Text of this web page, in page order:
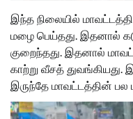
இந்த நிலையில்
மழை பெய்தது. இதனால்
குறைந்தது. இதனால்
காற்று வீசத்
இருந்தே மாவட்டத்தின் பல